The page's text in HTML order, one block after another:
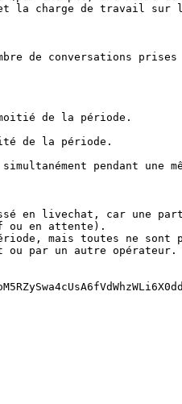
et la charge de travail
de conversations
de la période.
de la période.
pendant une
en livechat, car une
ou en attente).
mais toutes ne sont
ou par un autre opérateur.